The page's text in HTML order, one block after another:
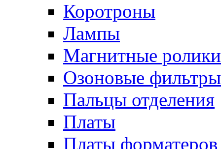
Коротроны
Лампы
Магнитные ролики
Озоновые фильтры
Пальцы отделения
Платы
Платы форматеров